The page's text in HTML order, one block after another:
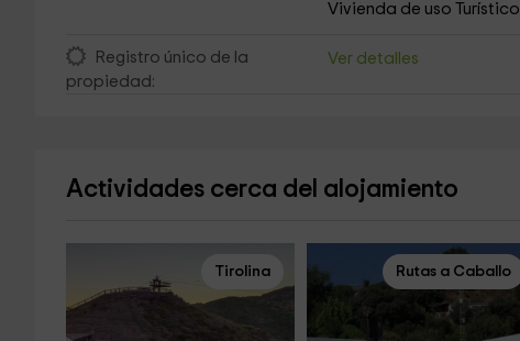
Vivienda de uso Turístico
Registro único de la
propiedad:
Ver detalles
Actividades cerca del alojamiento
Tirolina Rutas a Caballo